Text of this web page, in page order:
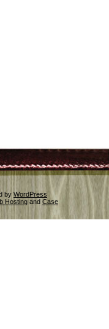
by WordPress
Hosting and Case